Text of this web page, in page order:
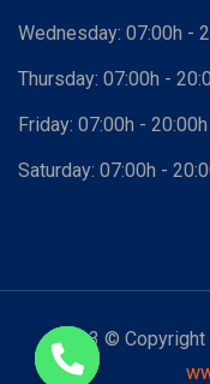
Wednesday: 07:00h -
Thursday: 07:00h -
Friday: 07:00h - 20:00h
Saturday: 07:00h -
2023 © Copyright